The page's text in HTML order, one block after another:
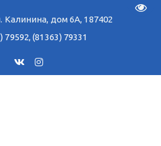
Калинина, дом 6А, 187402
79592,(81363) 79331